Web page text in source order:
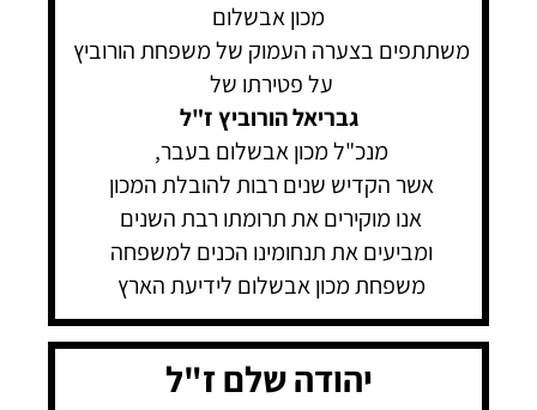
מכון אבשלום
משתתפים בצערה העמוק של משפחת הורוביץ
על פטירתו של
גבריאל הורוביץ ז"ל
מנכ"ל מכון אבשלום בעבר,
אשר הקדיש שנים רבות להובלת המכון
אנו מוקירים את תרומתו רבת השנים
ומביעים את תנחומינו הכנים למשפחה
משפחת מכון אבשלום לידיעת הארץ
יהודה שלם ז"ל